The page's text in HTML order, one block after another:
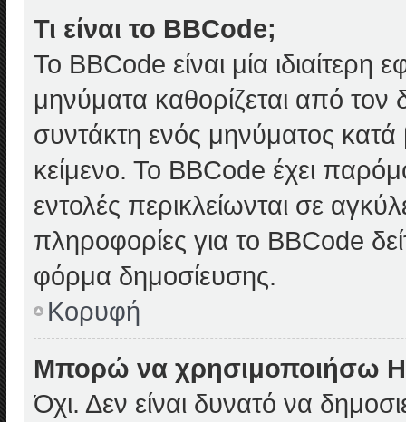
Τι είναι το BBCode;
Το BBCode είναι μία
μηνύματα καθορίζεται από τον
συντάκτη ενός μηνύματος
κείμενο. Το BBCode έχει
εντολές περικλείωνται σε
πληροφορίες για το BBCode
φόρμα δημοσίευσης.
Κορυφή
Μπορώ να χρησιμοποιήσω
Όχι. Δεν είναι δυνατό να